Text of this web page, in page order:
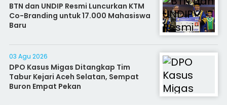
BTN dan UNDIP Resmi Luncurkan KTM
Co-Branding untuk 17.000 Mahasiswa
Baru
03 Agu 2026
DPO Kasus Migas Ditangkap Tim
Tabur Kejari Aceh Selatan, Sempat
Buron Empat Pekan